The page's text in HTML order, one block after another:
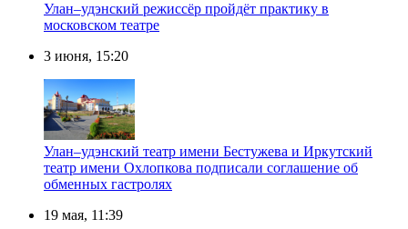
Улан–удэнский режиссёр пройдёт практику в
московском театре
3 июня, 15:20
Улан–удэнский театр имени Бестужева и Иркутский
театр имени Охлопкова подписали соглашение об
обменных гастролях
19 мая, 11:39